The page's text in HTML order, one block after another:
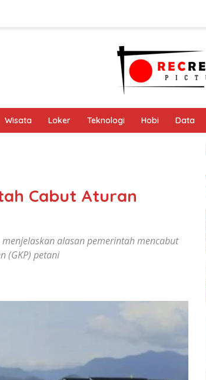
Wisata Loker Teknologi Hobi Data
Cabut Aturan
alasan pemerintah mencabut
(GKP) petani